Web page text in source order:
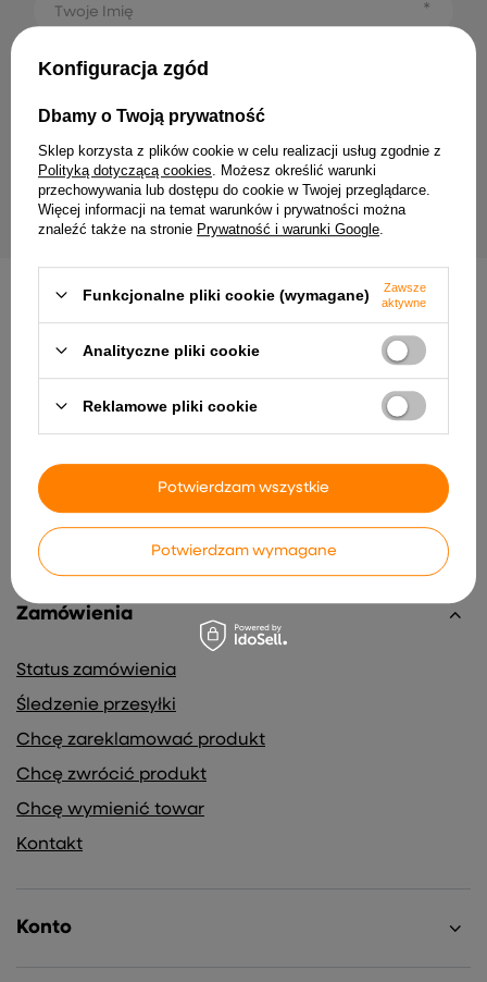
Twoje Imię
Twój email
osobowych (adres e-mail) na potrzeby wysyłki
newslettera z informacją handlową (marketing). Więcej
wpolityce prywatności.
ZAPISZ SIĘ
Dostawa ZamówienieZwroty Pomoc
Zamówienia
Status zamówienia
Śledzenie przesyłki
Chcę zareklamować produkt
Chcę zwrócić produkt
Chcę wymienić towar
Kontakt
Konto
Konfiguracja zgód
Dbamy o Twoją prywatność
Sklep korzysta z plików cookie w celu realizacji usług zgodnie z
Polityką dotyczącą cookies . Możesz określić warunki
przechowywania lub dostępu do cookie w Twojej przeglądarce.
Więcej informacji na temat warunków i prywatności można
znaleźć także na stronie Prywatność i warunki Google
Funkcjonalne pliki cookie (wymagane)
Zawsze
aktywne
Analityczne pliki cookie
Reklamowe pliki cookie
Potwierdzam wymagane
Potwierdzam wszystkie